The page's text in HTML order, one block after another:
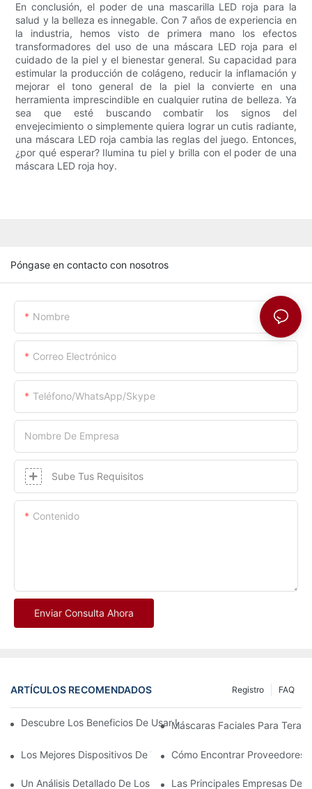
En conclusión, el poder de una mascarilla LED roja para la
salud y la belleza es innegable. Con 7 años de experiencia en
la industria, hemos visto de primera mano los efectos
transformadores del uso de una máscara LED roja para el
cuidado de la piel y el bienestar general. Su capacidad para
estimular la producción de colágeno, reducir la inflamación y
mejorar el tono general de la piel la convierte en una
herramienta imprescindible en cualquier rutina de belleza. Ya
sea que esté buscando combatir los signos del
envejecimiento o simplemente quiera lograr un cutis radiante,
una máscara LED roja cambia las reglas del juego. Entonces,
¿por qué esperar? Ilumina tu piel y brilla con el poder de una
máscara LED roja hoy.
Póngase en contacto con nosotros
Nombre
Correo Electrónico
Teléfono/WhatsApp/Skype
Nombre De Empresa
Sube Tus Requisitos
Contenido
Enviar Consulta Ahora
ARTÍCULOS RECOMENDADOS FAQ
Registro
Descubre Los Beneficios De Usar Una Máscara De Terapia De
Máscaras Faciales Para
Los Mejores Dispositivos De Terapia De Luz Roja E Infrarrojos
Cómo Encontrar Proveedores
Un Análisis Detallado De Los Beneficios De La Terapia De Luz
Las Principales Empresas De